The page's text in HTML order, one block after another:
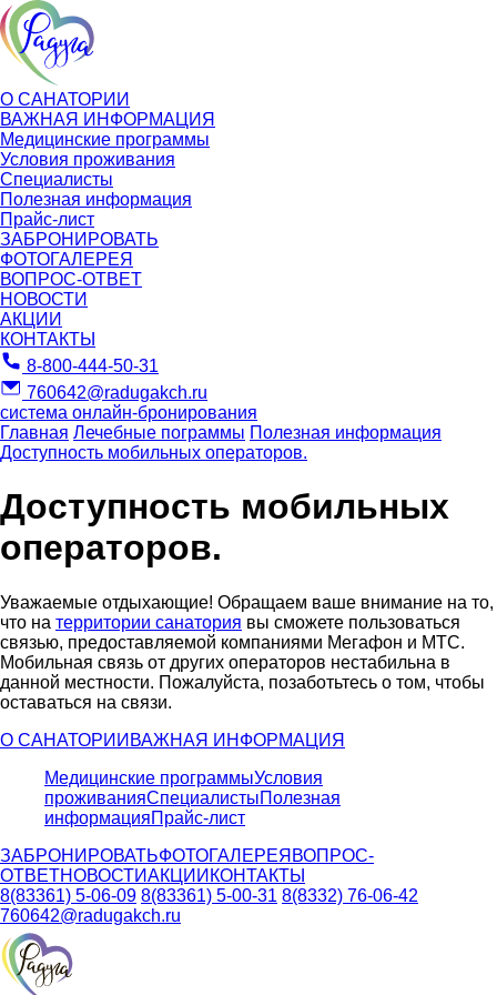
О САНАТОРИИ
ВАЖНАЯ ИНФОРМАЦИЯ
Медицинские программы
Условия проживания
Специалисты
Полезная информация
Прайс-лист
ЗАБРОНИРОВАТЬ
ФОТОГАЛЕРЕЯ
ВОПРОС-ОТВЕТ
НОВОСТИ
АКЦИИ
КОНТАКТЫ
8-800-444-50-31
760642@radugakch.ru
система онлайн-бронирования
Главная Лечебные пограммы Полезная информация
Доступность мобильных операторов.
Доступность мобильных
операторов.
Уважаемые отдыхающие! Обращаем ваше внимание на то,
что на территории санатория вы сможете пользоваться
связью, предоставляемой компаниями Мегафон и МТС.
Мобильная связь от других операторов нестабильна в
данной местности. Пожалуйста, позаботьтесь о том, чтобы
оставаться на связи.
О САНАТОРИИ ВАЖНАЯ ИНФОРМАЦИЯ
Медицинские программыУсловия
проживанияСпециалистыПолезная
информацияПрайс-лист
ЗАБРОНИРОВАТЬФОТОГАЛЕРЕЯ ВОПРОС-
ОТВЕТНОВОСТИАКЦИИ КОНТАКТЫ
8(83361) 5-06-09 8(83361) 5-00-31 8(8332) 76-06-42
760642@radugakch.ru